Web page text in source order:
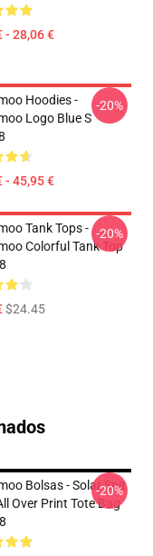
- 28,06 €
Hoodies -
Logo Blue S
- 45,95 €
-20%
Tank Tops -
Colorful Tank Top
$24.45
-20%
Bolsas - Solar Spit
Over Print Tote Bag
-20%